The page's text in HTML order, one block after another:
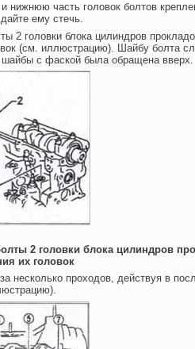
нижнюю часть головок болтов
ему стечь.
2 головки блока цилиндров
(см. иллюстрацию). Шайбу болта
шайбы с фаской была обращена вверх.
2 головки блока цилиндров
их головок
несколько проходов, действуя в